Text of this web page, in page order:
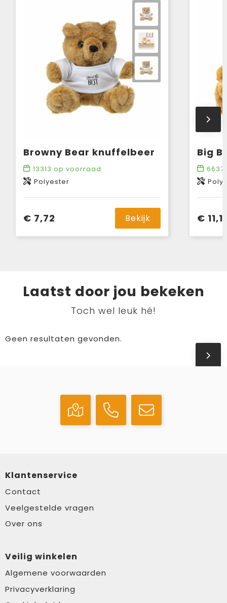
Browny Bear knuffelbeer
13313 op voorraad
Polyester
€ 7,72 Bekijk
Big
6637
€
Laatst door jou bekeken
Toch wel leuk hé!
Geen resultaten gevonden.
Klantenservice
Contact
Veelgestelde vragen
Over ons
Veilig winkelen
Algemene voorwaarden
Privacyverklaring